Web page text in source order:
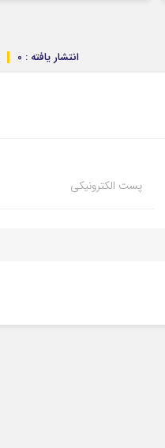
انتشار یافته : 0
پست الکترونیکی